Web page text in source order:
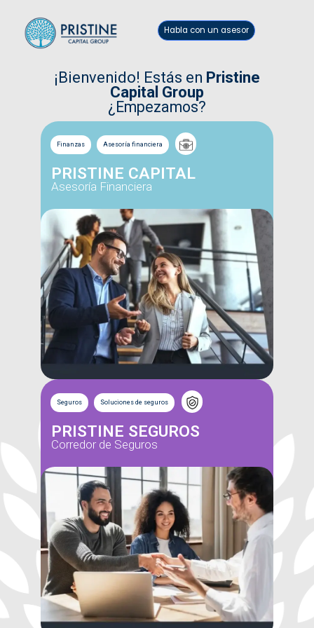
Habla con un asesor
¡Bienvenido! Estás en Pristine
Capital Group
¿Empezamos?
Finanzas Asesoría financiera
PRISTINE CAPITAL
Asesoría Financiera
Seguros Soluciones de seguros
PRISTINE SEGUROS
Corredor de Seguros